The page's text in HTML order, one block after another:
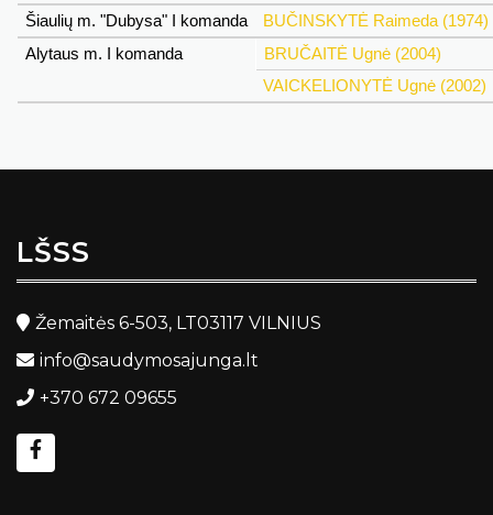
Šiaulių m. "Dubysa" I komanda
BUČINSKYTĖ Raimeda (1974)
Alytaus m. I komanda
BRUČAITĖ Ugnė (2004)
VAICKELIONYTĖ Ugnė (2002)
LŠSS
Žemaitės 6-503, LT03117 VILNIUS
info@saudymosajunga.lt
+370 672 09655